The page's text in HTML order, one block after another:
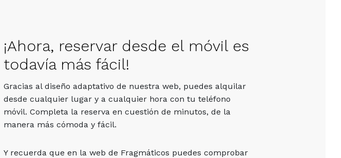
¡Ahora, reservar desde el móvil es
todavía más fácil!
Gracias al diseño adaptativo de nuestra web, puedes alquilar
desde cualquier lugar y a cualquier hora con tu teléfono
móvil. Completa la reserva en cuestión de minutos, de la
manera más cómoda y fácil.
Y recuerda que en la web de Fragmáticos puedes comprobar